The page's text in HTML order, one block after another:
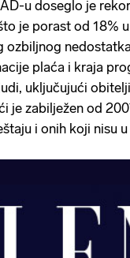
u doseglo je
je porast od 18%
ozbiljnog
plaća i kraja
uključujući
je zabilježen od
i onih koji nisu